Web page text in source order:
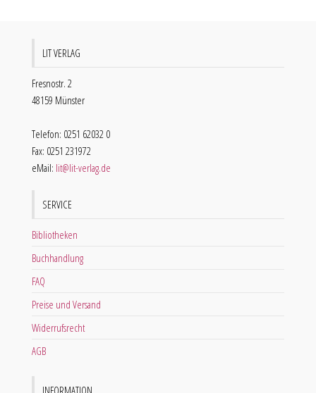
LIT VERLAG
Fresnostr. 2
48159 Münster
Telefon: 0251 62032 0
Fax: 0251 231972
eMail: lit@lit-verlag.de
SERVICE
Bibliotheken
Buchhandlung
FAQ
Preise und Versand
Widerrufsrecht
AGB